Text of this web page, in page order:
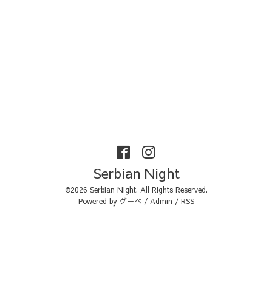
Serbian Night
©2026 Serbian Night. All Rights Reserved.
Powered by グーペ/ Admin / RSS